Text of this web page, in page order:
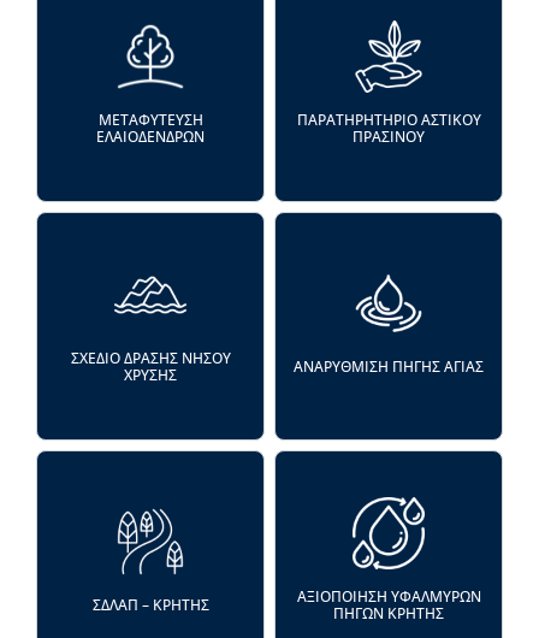
ΜΕΤΑΦΥΤΕΥΣΗ
ΕΛΑΙΟΔΕΝΔΡΩΝ
ΠΑΡΑΤΗΡΗΤΗΡΙΟ ΑΣΤΙΚΟΥ
ΠΡΑΣΙΝΟΥ
ΣΧΕΔΙΟ ΔΡΑΣΗΣ ΝΗΣΟΥ
ΧΡΥΣΗΣ
ΑΝΑΡΥΘΜΙΣΗ ΠΗΓΗΣ ΑΓΙΑΣ
ΣΔΛΑΠ – ΚΡΗΤΗΣ
ΑΞΙΟΠΟΙΗΣΗ ΥΦΑΛΜΥΡΩΝ
ΠΗΓΩΝ ΚΡΗΤΗΣ